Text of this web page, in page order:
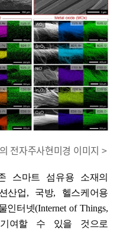
전자주사현미경 이미지 >
스마트 섬유용 소재의
산업, 국방, 헬스케어용
인터넷(Internet of Things,
여할 수 있을 것으로